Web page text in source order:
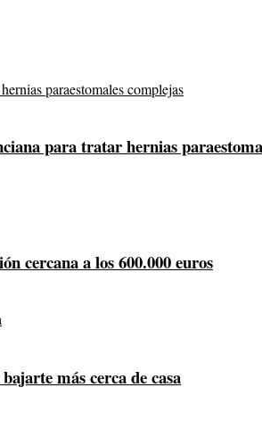
para tratar hernias
cercana a los 600.000 euros
más cerca de casa